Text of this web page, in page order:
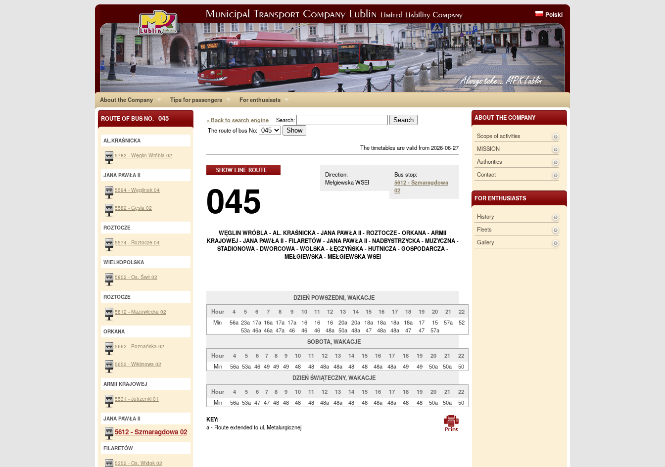
Polski
About the Company Tips for passengers For enthusiasts
ABOUT THE COMPANY
Scope of activities
MISSION
Authorities
Contact
FOR ENTHUSIASTS
History
Fleets
Gallery
« Back to search engine Search:
The route of bus No:
The timetables are valid from 2026-06-27
Bus stop:
5612 - Szmaragdowa
02
Direction:
Mełgiewska WSEI
045
WĘGLIN WRÓBLA - AL. KRAŚNICKA - JANA PAWŁA II - ROZTOCZE - ORKANA - ARMII
KRAJOWEJ - JANA PAWŁA II - FILARETÓW - JANA PAWŁA II - NADBYSTRZYCKA - MUZYCZNA -
STADIONOWA - DWORCOWA - WOLSKA - ŁĘCZYŃSKA - HUTNICZA - GOSPODARCZA -
MEŁGIEWSKA - MEŁGIEWSKA WSEI
DZIEŃ POWSZEDNI, WAKACJE
Hour
4 5 6 7 8 9 10 11 12 13 14 15 16 17 18 19 20 21
22
Min
56a 23a
53a
17a
46a
16a
46a
17a
47a
17a
46
16
46
16
46
16
48a
20a
50a
20a
48a
18a
47
18a
48a
18a
48a
18a
47
17
47
15
57a
57a 52
SOBOTA, WAKACJE
Hour
4 5 6 7 8 9 10 11 12 13 14 15 16 17 18 19 20 21
22
Min
56a 53a 46 49 49 49 48 48 48a 48a 48 48 48a 48a 49 49 50a 50a
50
DZIEŃ ŚWIĄTECZNY, WAKACJE
Hour
4 5 6 7 8 9 10 11 12 13 14 15 16 17 18 19 20 21
22
Min
56a 53a 47 47 48 48 48 48 48a 48a 48 48 48a 48a 48 48 50a 50a 50
KEY:
a - Route extended to ul. Metalurgicznej
ROUTE OF BUS NO. 045
AL.KRAŚNICKA
5782 - Węglin Wróbla 02
JANA PAWŁA II
5594 - Węglinek 04
5582 - Gęsia 02
ROZTOCZE
5574 - Roztocze 04
WIELKOPOLSKA
5802 - Os. Świt 02
ROZTOCZE
5812 - Mazowiecka 02
ORKANA
5662 - Poznańska 02
5652 - Wiklinowa 02
ARMII KRAJOWEJ
5531 - Jutrzenki 01
JANA PAWŁA II
5612 - Szmaragdowa 02
FILARETÓW
5352 - Os. Widok 02